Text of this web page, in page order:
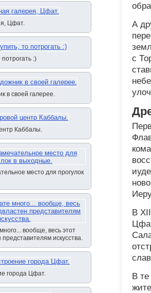
Цфат.
потрогать :)
в своей галерее.
Каббалы.
место для прогулок
вообще, весь этот
искусства.
города Цфат.
А
с
В
В те